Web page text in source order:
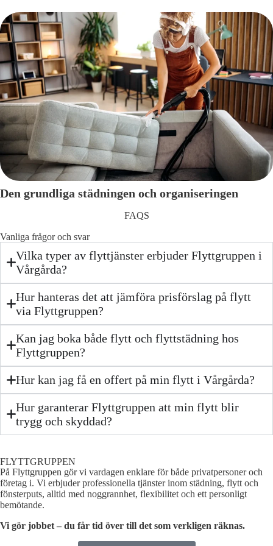
Den grundliga städningen och organiseringen
FAQS
Vanliga frågor och svar
Vilka typer av flyttjänster erbjuder Flyttgruppen i
Vårgårda?
Hur hanteras det att jämföra prisförslag på flytt
via Flyttgruppen?
Kan jag boka både flytt och flyttstädning hos
Flyttgruppen?
Hur kan jag få en offert på min flytt i Vårgårda?
Hur garanterar Flyttgruppen att min flytt blir
trygg och skyddad?
FLYTTGRUPPEN
På Flyttgruppen gör vi vardagen enklare för både privatpersoner och
företag i. Vi erbjuder professionella tjänster inom städning, flytt och
fönsterputs, alltid med noggrannhet, flexibilitet och ett personligt
bemötande.
Vi gör jobbet – du får tid över till det som verkligen räknas.